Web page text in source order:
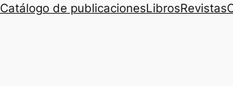
Catálogo de publicacionesLibrosRevistas